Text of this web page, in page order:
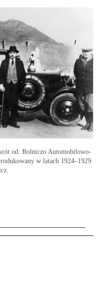
od: Rolniczo Automobilowo-
w latach 1924–1929.